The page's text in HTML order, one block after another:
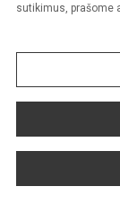
sutikimus, prašome
Sumanus